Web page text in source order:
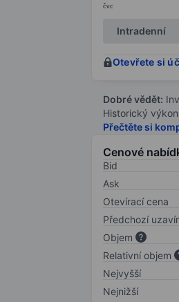
čvc
End of
Intradenní
Otevřete si
Dobré vědět:
Historický
Přečtěte si
Cenové
Bid
Ask
Otevírací cena
Předchozí
Objem
Relativní objem
Nejvyšší
Nejnižší